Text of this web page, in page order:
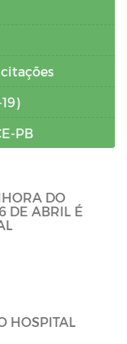
PB
DO
DE ABRIL É
HOSPITAL